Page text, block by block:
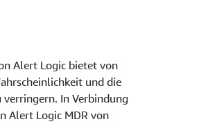
Alert Logic bietet von
und die
verringern. In Verbindung
Alert Logic MDR von